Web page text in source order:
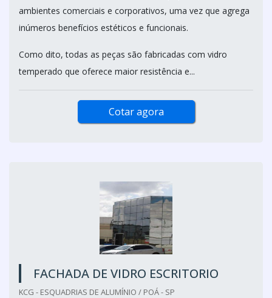
ambientes comerciais e corporativos, uma vez que agrega
inúmeros benefícios estéticos e funcionais.
Como dito, todas as peças são fabricadas com vidro
temperado que oferece maior resistência e...
Cotar agora
FACHADA DE VIDRO ESCRITORIO
KCG - ESQUADRIAS DE ALUMÍNIO / POÁ - SP